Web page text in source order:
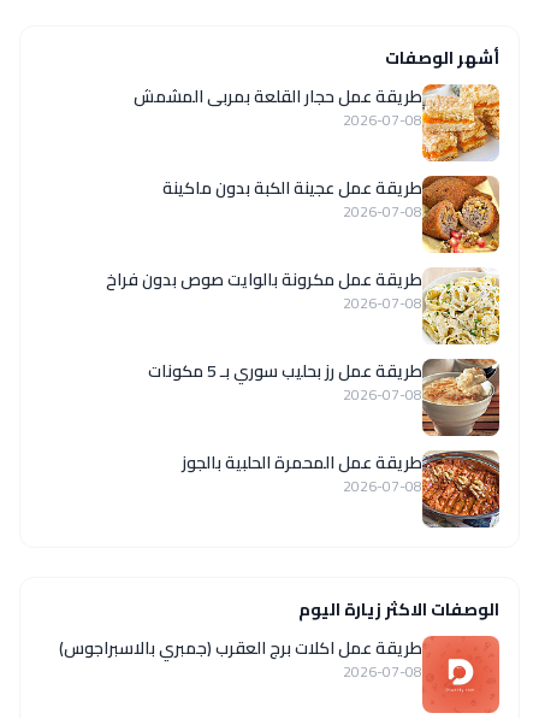
أشهر الوصفات
طريقة عمل حجار القلعة بمربى المشمش
2026-07-08
طريقة عمل عجينة الكبة بدون ماكينة
2026-07-08
طريقة عمل مكرونة بالوايت صوص بدون فراخ
2026-07-08
طريقة عمل رز بحليب سوري بـ 5 مكونات
2026-07-08
طريقة عمل المحمرة الحلبية بالجوز
2026-07-08
الوصفات الاكثر زيارة اليوم
طريقة عمل اكلات برج العقرب (جمبري بالاسبراجوس)
2026-07-08